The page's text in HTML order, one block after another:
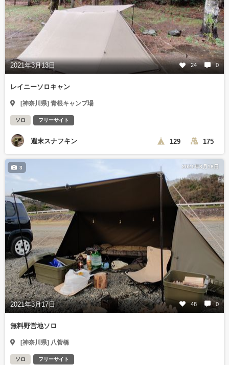
2021年3月13日 24 0
レイニーソロキャン
[神奈川県] 青根キャンプ場
ソロ フリーサイト
週末スナフキン 129 175
2021年3月18日
2021年3月17日 48 0
3
無料野営地ソロ
[神奈川県] 八菅橋
ソロ フリーサイト